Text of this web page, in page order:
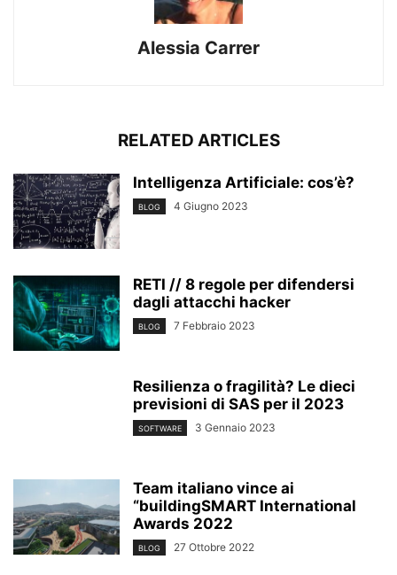
Alessia Carrer
RELATED ARTICLES
Intelligenza Artificiale: cos’è?
BLOG 4 Giugno 2023
RETI // 8 regole per difendersi
dagli attacchi hacker
BLOG 7 Febbraio 2023
Resilienza o fragilità? Le dieci
previsioni di SAS per il 2023
SOFTWARE 3 Gennaio 2023
Team italiano vince ai
“buildingSMART International
Awards 2022
BLOG 27 Ottobre 2022